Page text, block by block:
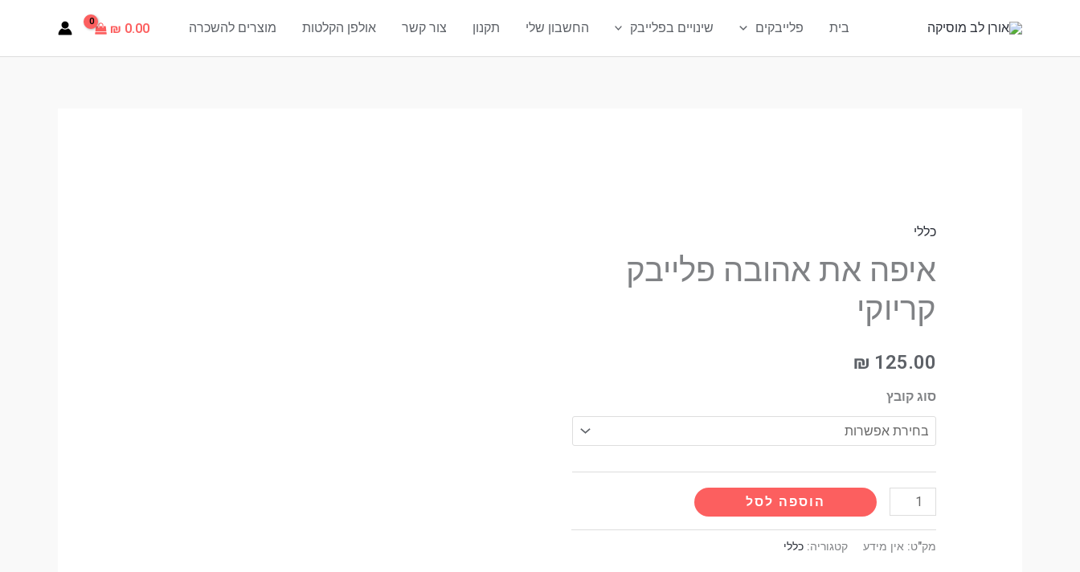
בית פלייבקים שינויים בפלייבק החשבון שלי תקנון צור קשר אולפן הקלטות מוצרים להשכרה ₪ 0.00
כללי
איפה את אהובה פלייבק
קריוקי
₪ 125.00
סוג קובץ
איפה
אהובה
פלייבק
קריוקי
הוספה לסל
מק"ט: אין מידע קטגוריה: כללי